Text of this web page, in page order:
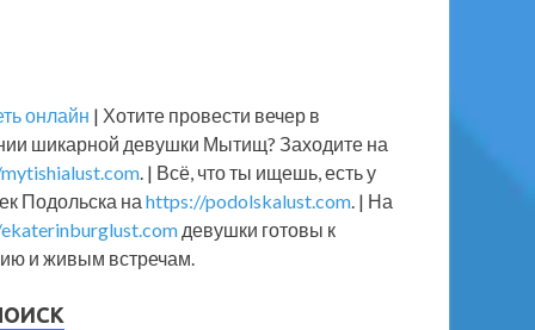
онлайн | Хотите провести вечер в
шикарной девушки Мытищ? Заходите на
. | Всё, что ты ищешь, есть у
Подольска на https://podolskalust.com. | На
девушки готовы к
и живым встречам.